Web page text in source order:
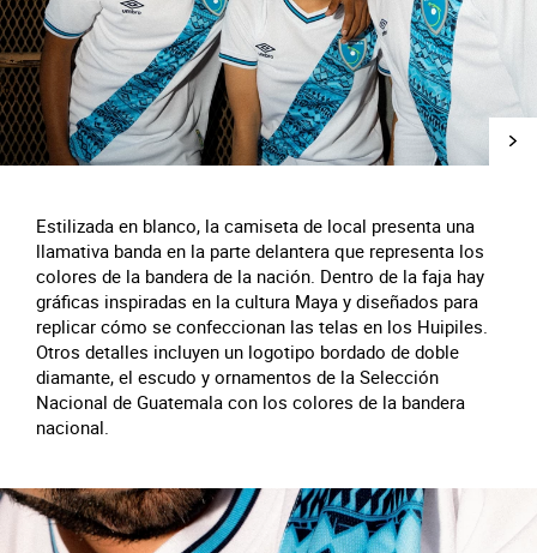
Estilizada en blanco, la camiseta de local presenta una
llamativa banda en la parte delantera que representa los
colores de la bandera de la nación. Dentro de la faja hay
gráficas inspiradas en la cultura Maya y diseñados para
replicar cómo se confeccionan las telas en los Huipiles.
Otros detalles incluyen un logotipo bordado de doble
diamante, el escudo y ornamentos de la Selección
Nacional de Guatemala con los colores de la bandera
nacional.